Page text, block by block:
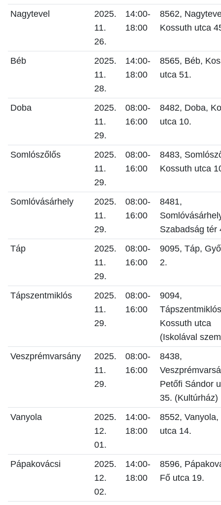
Nagytevel
2025.
11.
26.
14:00-
18:00
8562,
Kossuth utca
Béb
2025.
11.
28.
14:00-
18:00
8565, Béb,
utca 51.
Doba
2025.
11.
29.
08:00-
16:00
8482, Doba,
utca 10.
Somlószőlős
2025.
11.
29.
08:00-
16:00
8483,
Kossuth utca
Somlóvásárhely
2025.
11.
29.
08:00-
16:00
8481,
Szabadság tér
Táp
2025.
11.
29.
08:00-
16:00
9095, Táp,
2.
Tápszentmiklós
2025.
11.
29.
08:00-
16:00
9094,
Kossuth utca
(Iskolával
Veszprémvarsány
2025.
11.
29.
08:00-
16:00
8438,
Petőfi Sándor
35. (Kultúrház)
Vanyola
2025.
12.
01.
14:00-
18:00
8552, Vanyola,
utca 14.
Pápakovácsi
2025.
12.
02.
14:00-
18:00
8596,
Fő utca 19.